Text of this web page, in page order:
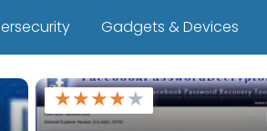
Gadgets & Devices
★★★★★